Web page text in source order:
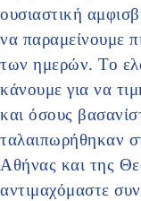
ουσιαστική
να παραμείνουμε
των ημερών. Το
κάνουμε για να
και όσους
ταλαιπωρήθηκαν
Αθήνας και της
αντιμαχόμαστε